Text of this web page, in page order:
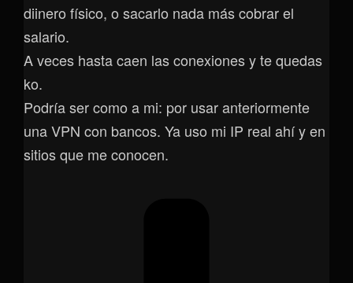
diinero físico, o sacarlo nada más cobrar el
salario.
A veces hasta caen las conexiones y te quedas
ko.
Podría ser como a mi: por usar anteriormente
una VPN con bancos. Ya uso mi IP real ahí y en
sitios que me conocen.